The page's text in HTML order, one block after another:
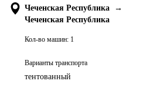
Чеченская Республика
→
Чеченская Республика
Кол-во машин: 1
Варианты транспорта
тентованный